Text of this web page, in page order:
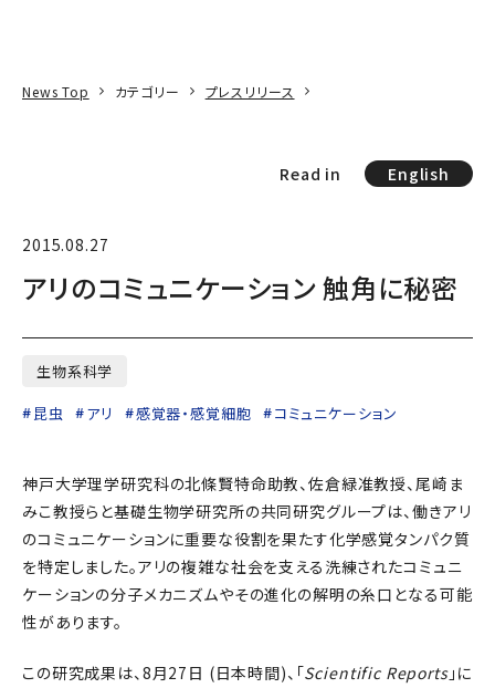
News Top カテゴリー プレスリリース
Read in English
2015.08.27
アリのコミュニケーション 触角に秘密
生物系科学
昆虫
アリ 感覚器・感覚細胞 コミュニケーション
神戸大学理学研究科の北條賢特命助教、佐倉緑准教授、尾崎ま
みこ教授らと基礎生物学研究所の共同研究グループは、働きアリ
のコミュニケーションに重要な役割を果たす化学感覚タンパク質
を特定しました。アリの複雑な社会を支える洗練されたコミュニ
ケーションの分子メカニズムやその進化の解明の糸口となる可能
性があります。
この研究成果は、8月27日 (日本時間)、「Scientific Reports」に